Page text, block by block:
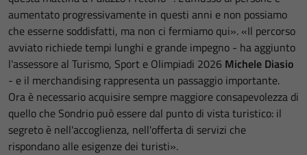
aumentato progressivamente in questi anni e non possiamo
che esserne soddisfatti, ma non ci fermiamo qui». «Il percorso
avviato richiede tempi lunghi e grande impegno - ha aggiunto
l'assessore al Turismo, Sport e Olimpiadi 2026 Michele Diasio
- e il merchandising rappresenta un passaggio importante.
Ora è necessario acquisire sempre maggiore consapevolezza di
quello che Sondrio può essere dal punto di vista turistico: il
segreto è nell'accoglienza, nell'offerta di servizi che
rispondano alle esigenze dei turisti».